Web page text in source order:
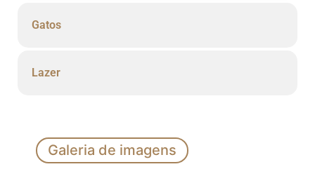
Gatos
Lazer
Galeria de imagens